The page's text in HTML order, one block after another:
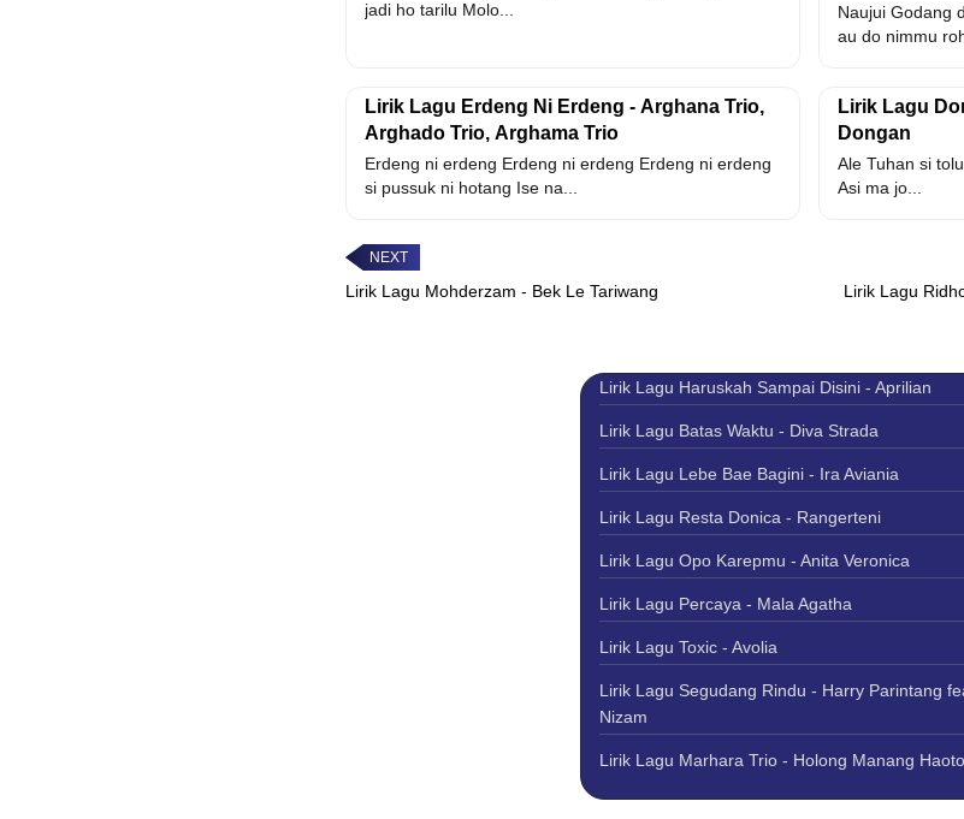
jadi ho tarilu Molo...
Naujui Godang
au do nimmu
Lirik Lagu Erdeng Ni Erdeng - Arghana Trio,
Arghado Trio, Arghama Trio
Erdeng ni erdeng Erdeng ni erdeng Erdeng ni erdeng
si pussuk ni hotang Ise na...
Lirik Lagu
Dongan
Ale Tuhan si
Asi ma jo...
Lirik Lagu Mohderzam - Bek Le Tariwang
Lirik Lagu
Lirik Lagu Haruskah Sampai Disini - Aprilian
Lirik Lagu Batas Waktu - Diva Strada
Lirik Lagu Lebe Bae Bagini - Ira Aviania
Lirik Lagu Resta Donica - Rangerteni
Lirik Lagu Opo Karepmu - Anita Veronica
Lirik Lagu Percaya - Mala Agatha
Lirik Lagu Toxic - Avolia
Lirik Lagu Segudang Rindu - Harry Parintang
Nizam
Lirik Lagu Marhara Trio - Holong Manang